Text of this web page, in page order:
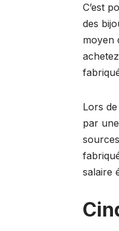
C’est
des
moyen
Lors
par
salaire